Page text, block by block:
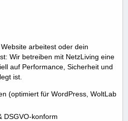
arbeitest oder dein
Wir betreiben mit NetzLiving eine
auf Performance, Sicherheit und
ist.
(optimiert für WordPress, WoltLab
DSGVO-konform